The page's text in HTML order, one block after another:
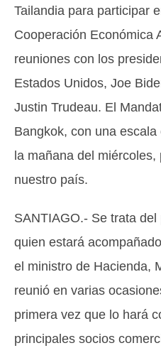
Tailandia para participar
Cooperación Económica
reuniones con los
Estados Unidos, Joe
Justin Trudeau. El
Bangkok, con una
la mañana del
nuestro país.
SANTIAGO.- Se trata
quien estará
el ministro de Hacienda,
reunió en varias
primera vez que lo hará
principales socios